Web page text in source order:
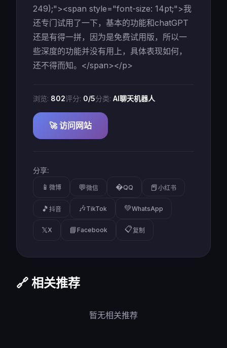
249);"><span style="font-size: 14pt;">我
还专门试用了一下，基本的功能和chatGPT
还是有得一拼，因为是免费试用版，所以一
些深度的功能并没有用上，具体表现如何，
还不得而知。</span></p>
浏览: 802评分: 0/5分类: AI聊天机器人
🚀 访问网站
分享:
📱 微博 💬微信 �QQ 📕 小红书
🎵 抖音 🎶TikTok 💚WhatsApp
𝕏X 📘Facebook 📋复制
🔗 相关推荐
暂无相关推荐